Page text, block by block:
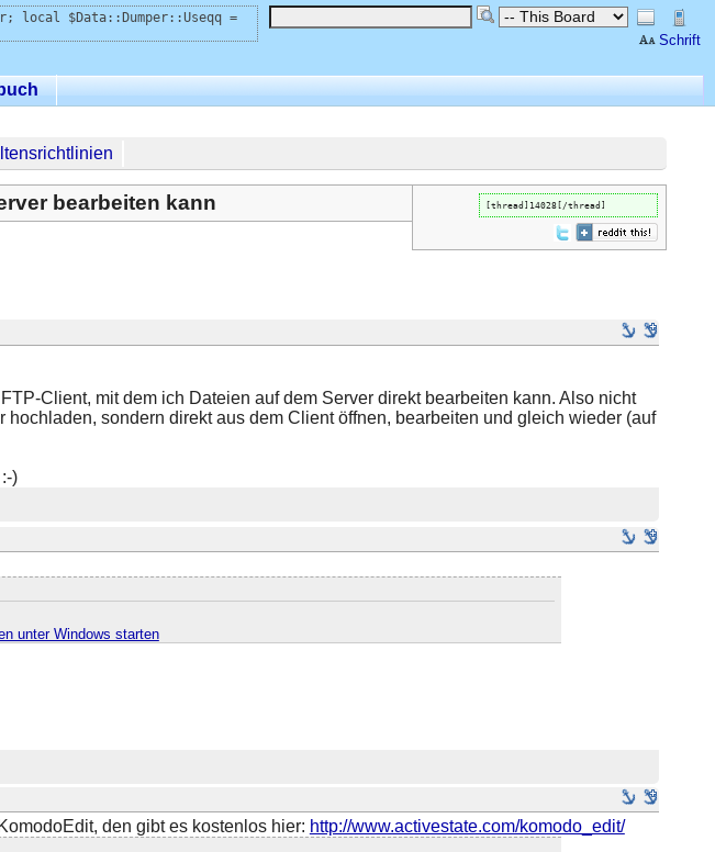
Schrift
local $Data::Dumper::Useqq =
[thread]14028[/thread]
bearbeiten kann
Client, mit dem ich Dateien auf dem Server direkt bearbeiten kann. Also nicht
sondern direkt aus dem Client öffnen, bearbeiten und gleich wieder (auf
)
unter Windows starten
den gibt es kostenlos hier: http://www.activestate.com/komodo_edit/